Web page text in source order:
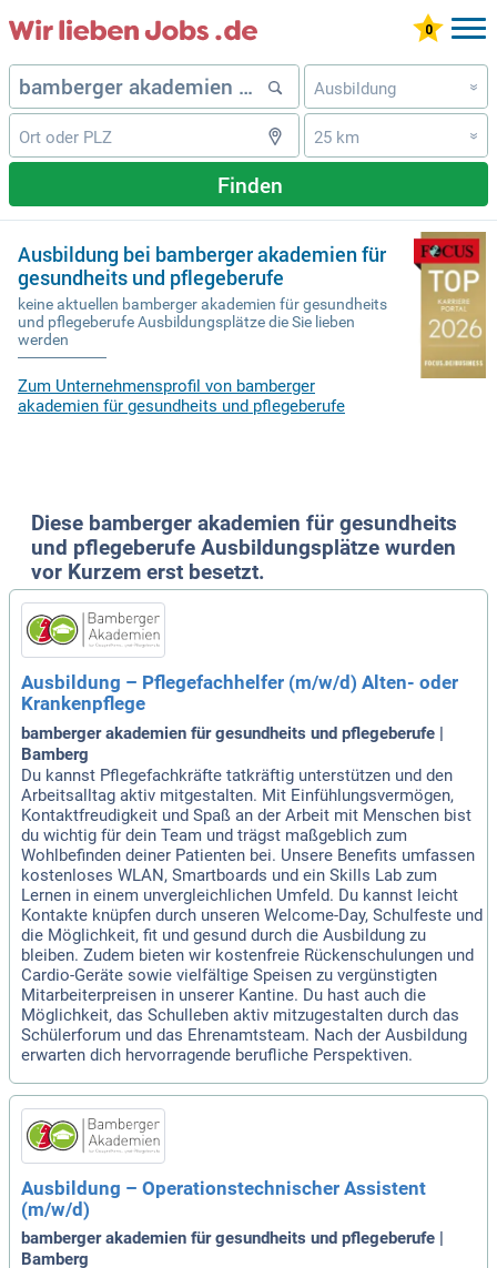
Ausbildung »
25 km »
Finden
Ausbildung bei bamberger akademien für
gesundheits und pflegeberufe
keine aktuellen bamberger akademien für gesundheits
und pflegeberufe Ausbildungsplätze die Sie lieben
werden
Zum Unternehmensprofil von bamberger
akademien für gesundheits und pflegeberufe
Diese bamberger akademien für gesundheits
und pflegeberufe Ausbildungsplätze wurden
vor Kurzem erst besetzt.
Ausbildung – Pflegefachhelfer (m/w/d) Alten- oder
Krankenpflege
bamberger akademien für gesundheits und pflegeberufe |
Bamberg
Du kannst Pflegefachkräfte tatkräftig unterstützen und den
Arbeitsalltag aktiv mitgestalten. Mit Einfühlungsvermögen,
Kontaktfreudigkeit und Spaß an der Arbeit mit Menschen bist
du wichtig für dein Team und trägst maßgeblich zum
Wohlbefinden deiner Patienten bei. Unsere Benefits umfassen
kostenloses WLAN, Smartboards und ein Skills Lab zum
Lernen in einem unvergleichlichen Umfeld. Du kannst leicht
Kontakte knüpfen durch unseren Welcome-Day, Schulfeste und
die Möglichkeit, fit und gesund durch die Ausbildung zu
bleiben. Zudem bieten wir kostenfreie Rückenschulungen und
Cardio-Geräte sowie vielfältige Speisen zu vergünstigten
Mitarbeiterpreisen in unserer Kantine. Du hast auch die
Möglichkeit, das Schulleben aktiv mitzugestalten durch das
Schülerforum und das Ehrenamtsteam. Nach der Ausbildung
erwarten dich hervorragende berufliche Perspektiven.
Ausbildung – Operationstechnischer Assistent
(m/w/d)
bamberger akademien für gesundheits und pflegeberufe |
Bamberg